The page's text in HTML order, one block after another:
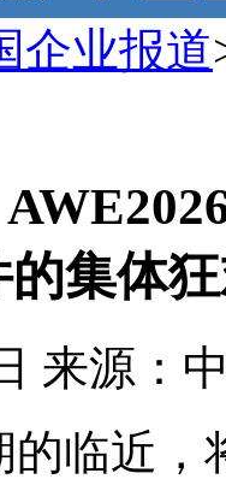
企业报道
集体
来源：
的临近，